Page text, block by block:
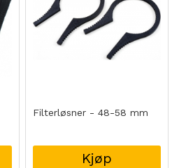
Filterløsner - 48-58 mm
Kjøp